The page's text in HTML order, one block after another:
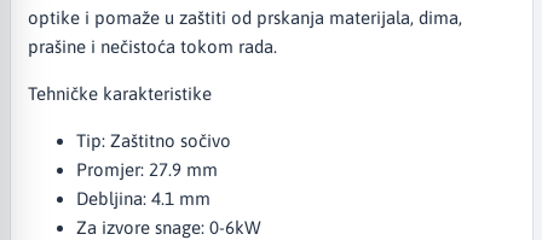
optike i pomaže u zaštiti od prskanja materijala, dima,
prašine i nečistoća tokom rada.
Tehničke karakteristike
Tip: Zaštitno sočivo
Promjer: 27.9 mm
Debljina: 4.1 mm
Za izvore snage: 0-6kW